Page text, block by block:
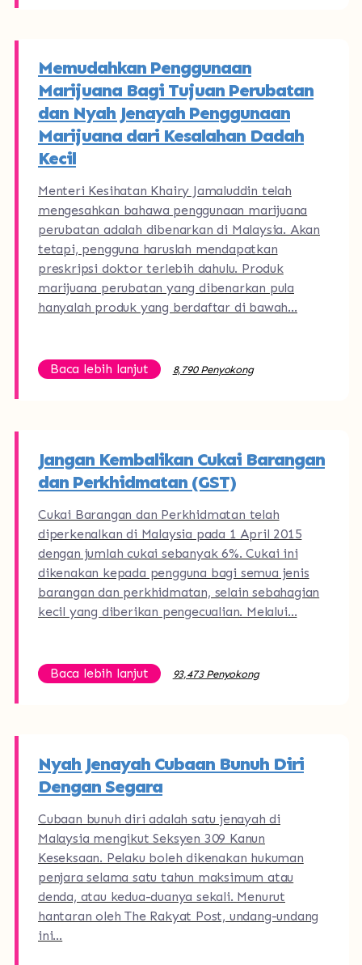
Memudahkan Penggunaan
Marijuana Bagi Tujuan Perubatan
dan Nyah Jenayah Penggunaan
Marijuana dari Kesalahan Dadah
Kecil
Menteri Kesihatan Khairy Jamaluddin telah
mengesahkan bahawa penggunaan marijuana
perubatan adalah dibenarkan di Malaysia. Akan
tetapi, pengguna haruslah mendapatkan
preskripsi doktor terlebih dahulu. Produk
marijuana perubatan yang dibenarkan pula
hanyalah produk yang berdaftar di bawah…
Baca lebih lanjut 8,790 Penyokong
Jangan Kembalikan Cukai Barangan
dan Perkhidmatan (GST)
Cukai Barangan dan Perkhidmatan telah
diperkenalkan di Malaysia pada 1 April 2015
dengan jumlah cukai sebanyak 6%. Cukai ini
dikenakan kepada pengguna bagi semua jenis
barangan dan perkhidmatan, selain sebahagian
kecil yang diberikan pengecualian. Melalui…
Baca lebih lanjut 93,473 Penyokong
Nyah Jenayah Cubaan Bunuh Diri
Dengan Segara
Cubaan bunuh diri adalah satu jenayah di
Malaysia mengikut Seksyen 309 Kanun
Keseksaan. Pelaku boleh dikenakan hukuman
penjara selama satu tahun maksimum atau
denda, atau kedua-duanya sekali. Menurut
hantaran oleh The Rakyat Post, undang-undang
ini…